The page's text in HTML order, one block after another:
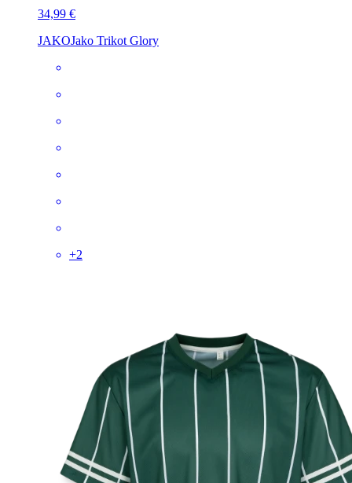
34,99 €
JAKOJako Trikot Glory
+2